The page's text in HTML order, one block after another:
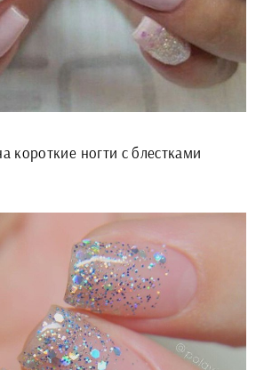
короткие ногти с блестками